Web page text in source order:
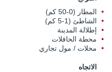
المطار (0-50 كم)
الشاطئ (1-5 كم)
إطلالة المدينة
محطة الحافلات
محلات / مول تجاري
الاتجاه